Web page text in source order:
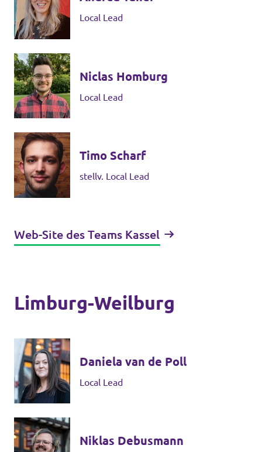
Local Lead
Niclas Homburg
Local Lead
Timo Scharf
stellv. Local Lead
Web-Site des Teams Kassel
Limburg-Weilburg
Daniela van de Poll
Local Lead
Niklas Debusmann